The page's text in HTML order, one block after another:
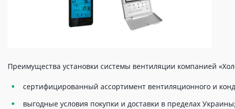
Преимущества установки системы вентиляции компанией
сертифицированный ассортимент вентиляционного и
выгодные условия покупки и доставки в пределах Украины;